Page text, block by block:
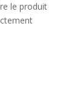
le produit